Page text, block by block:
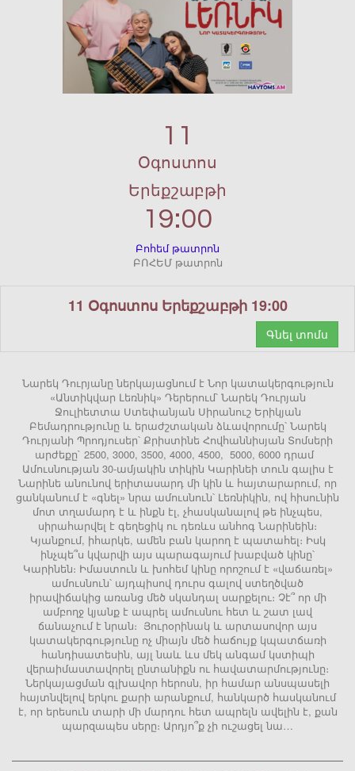
11
Օգոստոս
Երեքշաբթի
19:00
Բոհեմ թատրոն
ԲՈՀԵՄ թատրոն
11 Օգոստոս Երեքշաբթի 19:00
Գնել տոմս
Նարեկ Դուրյանը ներկայացնում է Նոր կատակերգություն
«Անտիկվար Լեռնիկ» Դերերում՝ Նարեկ Դուրյան
Ջուլիետտա Ստեփանյան Սիրանուշ Երիկյան
Բեմադրությունը և երաժշտական ձևավորումը՝ Նարեկ
Դուրյանի Պրոդյուսեր՝ Քրիստինե Հովհաննիսյան Տոմսերի
արժեքը` 2500, 3000, 3500, 4000, 4500, 5000, 6000 դրամ
Ամուսնության 30-ամյակին տիկին Կարինեի տուն գալիս է
Նարինե անունով երիտասարդ մի կին և հայտարարում, որ
ցանկանում է «գնել» նրա ամուսնուն՝ Լեռնիկին, ով հիսունին
մոտ տղամարդ է և ինքն էլ, չհասկանալով թե ինչպես,
սիրահարվել է գեղեցիկ ու դեռևս անհոգ Նարինեին։
Կյանքում, իհարկե, ամեն բան կարող է պատահել։ Իսկ
ինչպե՞ս կվարվի այս պարագայում խաբված կինը՝
Կարինեն։ Իմաստուն և խոհեմ կինը որոշում է «վաճառել»
ամուսնուն՝ այդպիսով դուրս գալով ստեղծված
իրավիճակից առանց մեծ սկանդալ սարքելու։ Չէ՞ որ մի
ամբողջ կյանք է ապրել ամուսնու հետ և շատ լավ
ճանաչում է նրան։ Յուրօրինակ և արտասովոր այս
կատակերգությունը ոչ միայն մեծ հաճույք կպատճառի
հանդիսատեսին, այլ նաև ևս մեկ անգամ կստիպի
վերաիմաստավորել ընտանիքն ու հավատարմությունը։
Ներկայացման գլխավոր հերոսն, իր համար անսպասելի
հայտնվելով երկու քարի արանքում, հանկարծ հասկանում
է, որ երեսուն տարի մի մարդու հետ ապրելն ավելին է, քան
պարզապես սերը։ Արդյո՞ք չի ուշացել նա…